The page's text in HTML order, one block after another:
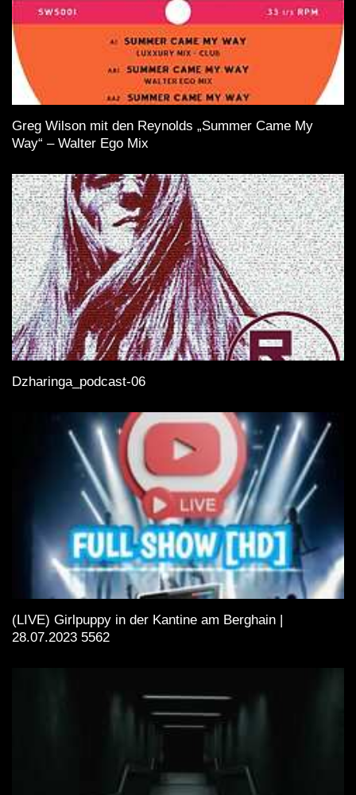
Greg Wilson mit den Reynolds „Summer Came My
Way“ – Walter Ego Mix
Dzharinga_podcast-06
(LIVE) Girlpuppy in der Kantine am Berghain |
28.07.2023 5562